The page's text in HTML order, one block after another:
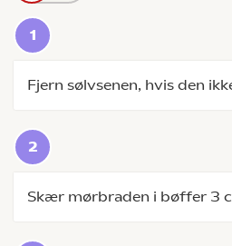
Fjern sølvsenen, hvis den
Skær mørbraden i bøffer 3